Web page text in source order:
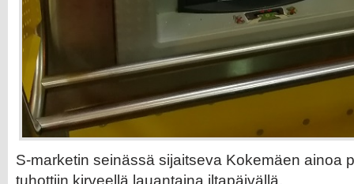
S-marketin seinässä sijaitseva Kokemäen ainoa
tuhottiin kirveellä lauantaina iltapäivällä.